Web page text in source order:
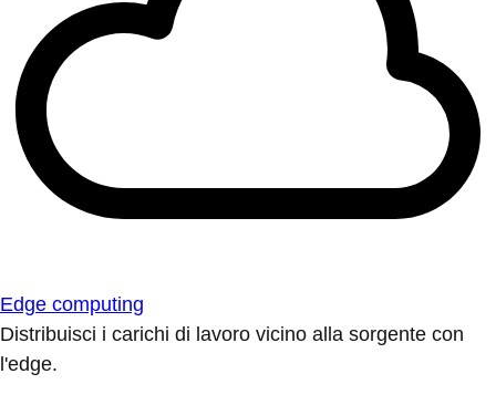
Edge computing
Distribuisci i carichi di lavoro vicino alla sorgente con
l'edge.